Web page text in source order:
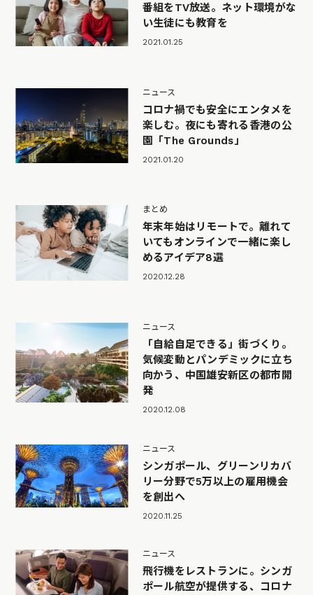
番組をTV放送。ネット環境がな
い生徒にも教育を
2021.01.25
ニュース
コロナ禍でも安全にエンタメを
楽しむ。夜にも寄れる香港の公
園「The Grounds」
2021.01.20
まとめ
年末年始はリモートで。離れて
いてもオンラインで一緒に楽し
めるアイデア8選
2020.12.28
ニュース
「自給自足できる」街づくり。
気候変動とパンデミックに立ち
向かう、中国雄安新区の都市開
発
2020.12.08
ニュース
シンガポール、グリーンリカバ
リー分野で5万以上の雇用機会
を創出へ
2020.11.25
ニュース
飛行機をレストランに。シンガ
ポール航空が提供する、コロナ